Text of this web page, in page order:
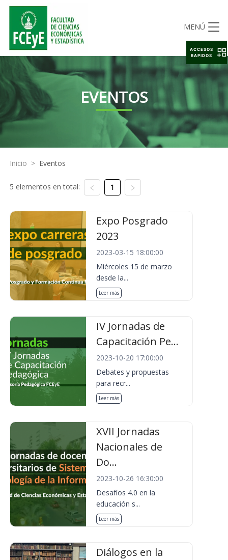
MENÚ
EVENTOS
Inicio > Eventos
5 elementos en total: 1
Expo Posgrado
2023
2023-03-15 18:00:00
Miércoles 15 de marzo
desde la...
Leer más
IV Jornadas de
Capacitación Pe...
2023-10-20 17:00:00
Debates y propuestas
para recr...
Leer más
XVII Jornadas
Nacionales de
Do...
2023-10-26 16:30:00
Desafíos 4.0 en la
educación s...
Leer más
Diálogos en la
ACCESOS
RAPIDOS